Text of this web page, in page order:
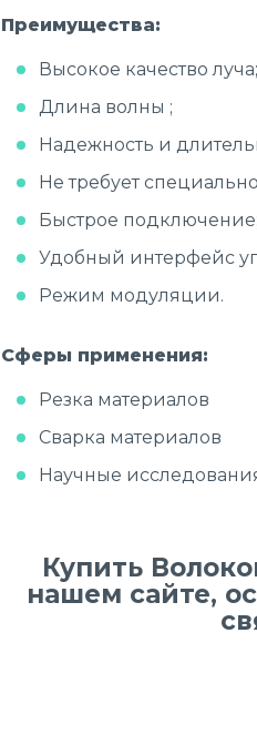
Преимущества:
Высокое качество луча;
Длина волны ;
Надежность и
Не требует
Быстрое подключение;
Удобный интерфейс
Режим модуляции.
Сферы применения:
Резка материалов
Сварка материалов
Научные
Купить
нашем сайте,